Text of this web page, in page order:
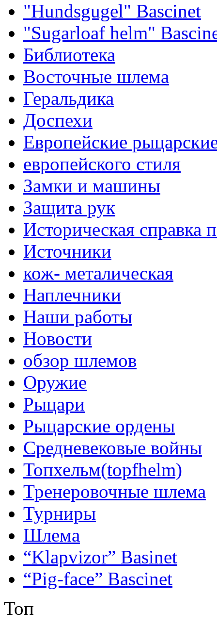
"Hundsgugel" Bascinet
"Sugarloaf helm"
Библиотека
Восточные шлема
Геральдика
Доспехи
Европейские
европейского стиля
Замки и машины
Защита рук
Историческая справка
Источники
кож- металическая
Наплечники
Наши работы
Новости
обзор шлемов
Оружие
Рыцари
Рыцарские ордены
Средневековые войны
Топхельм(topfhelm)
Тренеровочные шлема
Турниры
Шлема
“Klapvizor” Basinet
“Pig-face” Bascinet
Топ